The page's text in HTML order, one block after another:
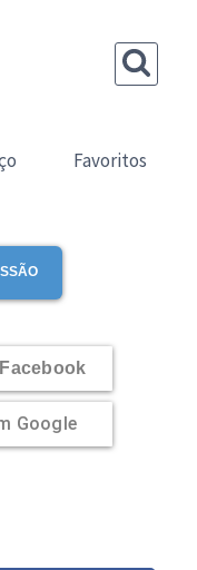
Favoritos
Facebook
Google